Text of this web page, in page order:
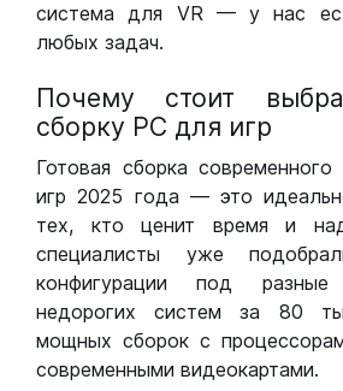
система для VR — у нас
любых задач.
Почему стоит
сборку РС для игр
Готовая сборка
игр 2025 года — это
тех, кто ценит время и
специалисты уже
конфигурации под
недорогих систем за 80
мощных сборок с
современными видеокартами.